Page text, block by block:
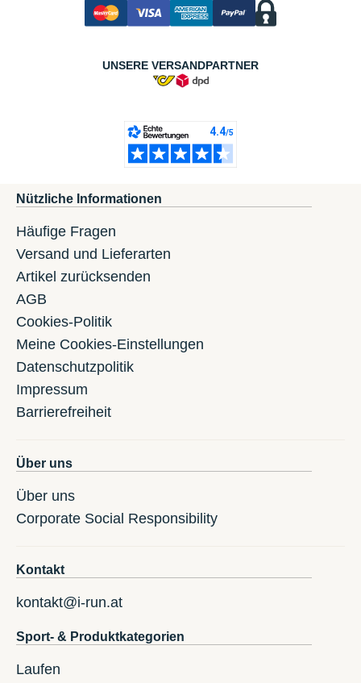
UNSERE VERSANDPARTNER
Nützliche Informationen
Häufige Fragen
Versand und Lieferarten
Artikel zurücksenden
AGB
Cookies-Politik
Meine Cookies-Einstellungen
Datenschutzpolitik
Impressum
Barrierefreiheit
Über uns
Über uns
Corporate Social Responsibility
Kontakt
kontakt@i-run.at
Sport- & Produktkategorien
Laufen